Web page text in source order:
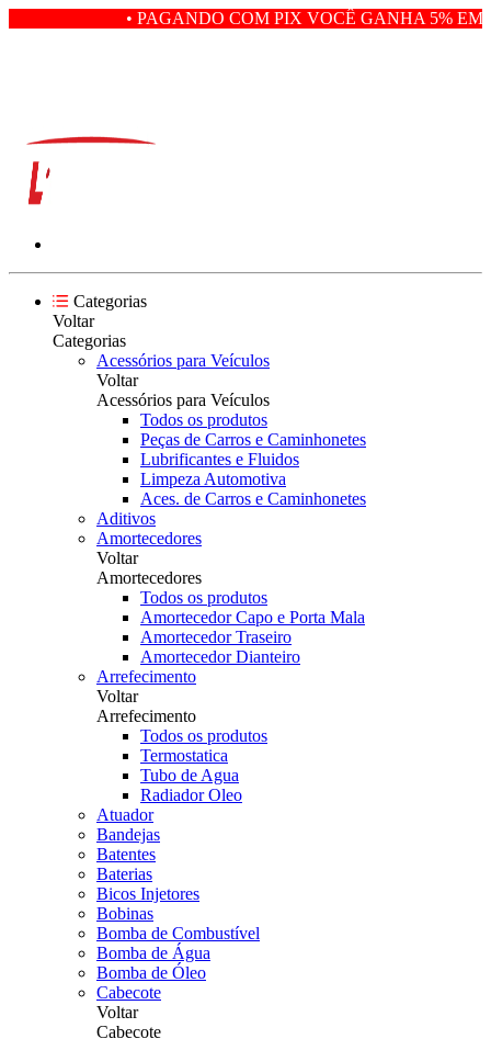
• PAGANDO COM PIX VOCÊ GANHA 5% EM
Categorias
Voltar
Categorias
Acessórios para Veículos
Voltar
Acessórios para Veículos
Todos os produtos
Peças de Carros e Caminhonetes
Lubrificantes e Fluidos
Limpeza Automotiva
Aces. de Carros e Caminhonetes
Aditivos
Amortecedores
Voltar
Amortecedores
Todos os produtos
Amortecedor Capo e Porta Mala
Amortecedor Traseiro
Amortecedor Dianteiro
Arrefecimento
Voltar
Arrefecimento
Todos os produtos
Termostatica
Tubo de Agua
Radiador Oleo
Atuador
Bandejas
Batentes
Baterias
Bicos Injetores
Bobinas
Bomba de Combustível
Bomba de Água
Bomba de Óleo
Cabecote
Voltar
Cabecote